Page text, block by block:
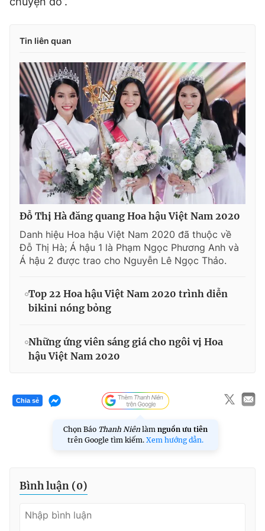
Tin liên quan
Đỗ Thị Hà đăng quang Hoa hậu Việt Nam 2020
Danh hiệu Hoa hậu Việt Nam 2020 đã thuộc về
Đỗ Thị Hà; Á hậu 1 là Phạm Ngọc Phương Anh và
Á hậu 2 được trao cho Nguyễn Lê Ngọc Thảo.
Top 22 Hoa hậu Việt Nam 2020 trình diễn
bikini nóng bỏng
Những ứng viên sáng giá cho ngôi vị Hoa
hậu Việt Nam 2020
Chia sẻ
Chọn Báo Thanh Niên làm nguồn ưu tiên
trên Google tìm kiếm. Xem hướng dẫn.
Bình luận (0)